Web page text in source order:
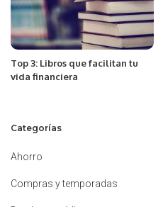
Top 3: Libros que facilitan tu
vida financiera
Categorías
Ahorro
Compras y temporadas